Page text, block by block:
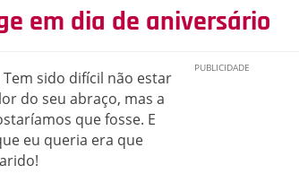
em dia de aniversário
sido difícil não estar
do seu abraço, mas a
que fosse. E
eu queria era que